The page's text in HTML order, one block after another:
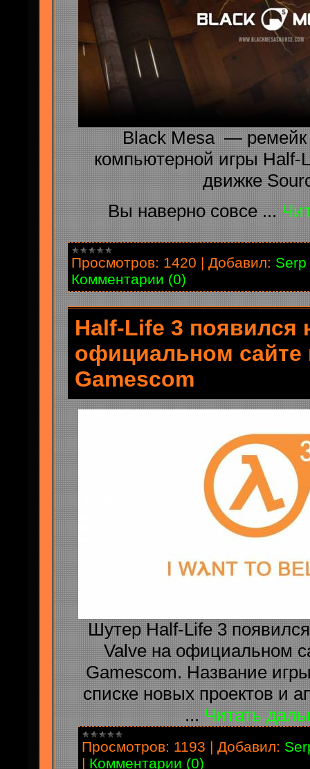
Black Mesa — ремейк
компьютерной игры Half-
движке
Вы наверно совсе ...
Просмотров: 1420 | Добавил: Serp
Комментарии (0)
Half-Life 3 появился
официальном сайте
Gamescom
Шутер Half-Life 3
Valve на официальном
Gamescom. Название
списке новых проектов и
... Читать
Просмотров: 1193 | Добавил:
| Комментарии (0)